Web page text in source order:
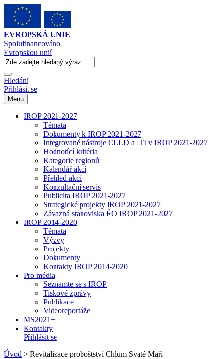
EVROPSKÁ UNIE
Spolufinancováno
Evropskou unií
Hledání
Přihlásit se
Menu
IROP 2021-2027
Témata
Dokumenty k IROP 2021-2027
Integrované nástroje CLLD a ITI v IROP 2021-2027
Hodnotící kritéria
Kategorie regionů
Kalendář akcí
Přehled akcí
Konzultační servis
Publicita IROP 2021-2027
Strategické projekty IROP 2021-2027
Závazná stanoviska ŘO IROP 2021-2027
IROP 2014-2020
Témata
Výzvy
Projekty
Dokumenty
Kontakty IROP 2014-2020
Pro média
Seznamte se s IROP
Tiskové zprávy
Publikace
Videoreportáže
MS2021+
Kontakty
Přihlásit se
Úvod > Revitalizace proboštství Chlum Svaté Maří